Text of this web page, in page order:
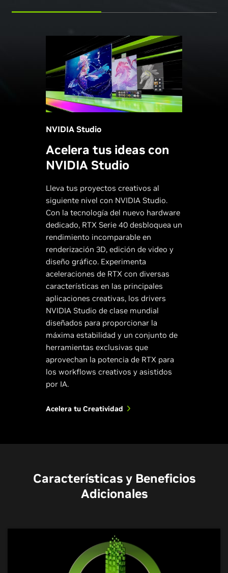
NVIDIA Studio
Acelera tus ideas con
NVIDIA Studio
Lleva tus proyectos creativos al
siguiente nivel con NVIDIA Studio.
Con la tecnología del nuevo hardware
dedicado, RTX Serie 40 desbloquea un
rendimiento incomparable en
renderización 3D, edición de video y
diseño gráfico. Experimenta
aceleraciones de RTX con diversas
características en las principales
aplicaciones creativas, los drivers
NVIDIA Studio de clase mundial
diseñados para proporcionar la
máxima estabilidad y un conjunto de
herramientas exclusivas que
aprovechan la potencia de RTX para
los workflows creativos y asistidos
por IA.
Acelera tu Creatividad
Transmisión de
ensueño
Tu Studio en Casa
Impulsado por IA
Conecta tus Mundos
Creativos a un
Características y Beneficios
Adicionales